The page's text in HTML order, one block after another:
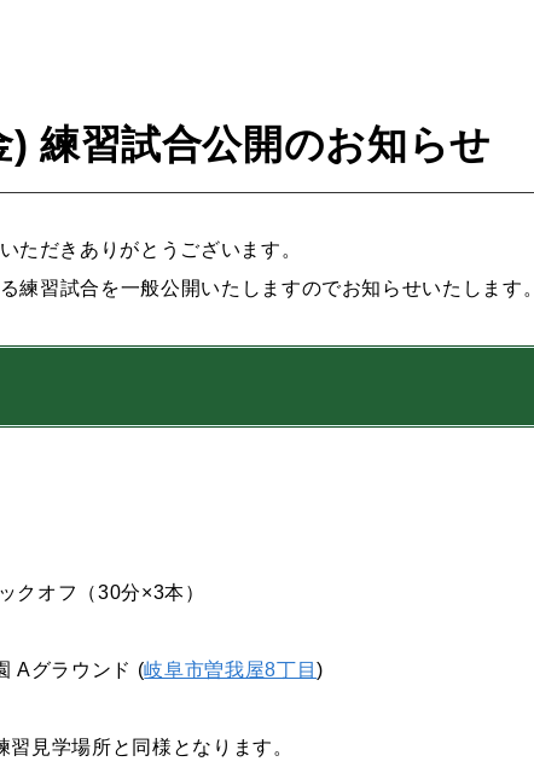
) 練習試合公開のお知らせ
ただきありがとうございます。
練習試合を一般公開いたしますのでお知らせいたします。
クオフ（30分×3本）
Aグラウンド (岐阜市曽我屋8丁目)
習見学場所と同様となります。